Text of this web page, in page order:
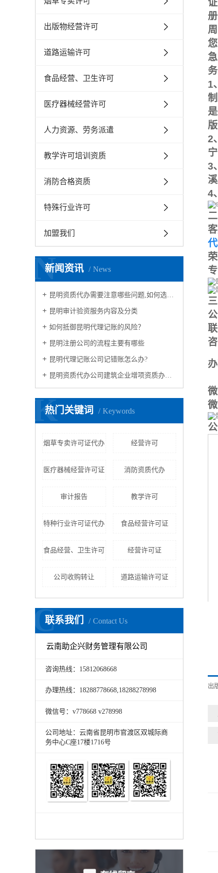
出版物经营许可
道路运输许可
食品经营、卫生许可
医疗器械经营许可
人力资源、劳务派遣
教学许可培训资质
消防合格资质
特殊行业许可
加盟我们
新闻资讯 News
N
昆明资质代办需要注意哪些问题,如何选择资质代办公司?
昆明审计验资服务内容及分类
如何抵御昆明代理记账的风险？
昆明注册公司的流程主要有哪些
昆明代理记账公司记错账怎么办?
昆明资质代办公司建筑企业增项资质办理流程
热门关键词 Keywords
K
烟草专卖许可证代办 经营许可
医疗器械经营许可证 消防资质代办
审计报告 教学许可
特种行业许可证代办 食品经营许可证
食品经营、卫生许可 经营许可证
公司收购转让 道路运输许可证
联系我们 Contact Us
C
云南助企兴财务管理有限公司
咨询热线：15812068668
办理热线：18288778668,18288278998
微信号：v778668 v278998
公司地址：云南省昆明市官渡区双城际商
务中心C座17楼1716号
1
2
3
4
出